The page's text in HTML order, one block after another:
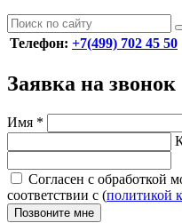
Телефон: +7(499) 702 45 50
Заявка на звонок
Имя *
Согласен с обработкой
соответствии с (политикой
Позвоните мне